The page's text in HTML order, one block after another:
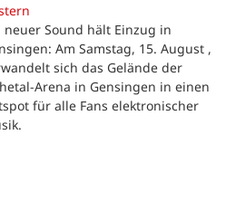
neuer Sound hält Einzug in
Am Samstag, 15. August ,
sich das Gelände der
Arena in Gensingen in einen
für alle Fans elektronischer